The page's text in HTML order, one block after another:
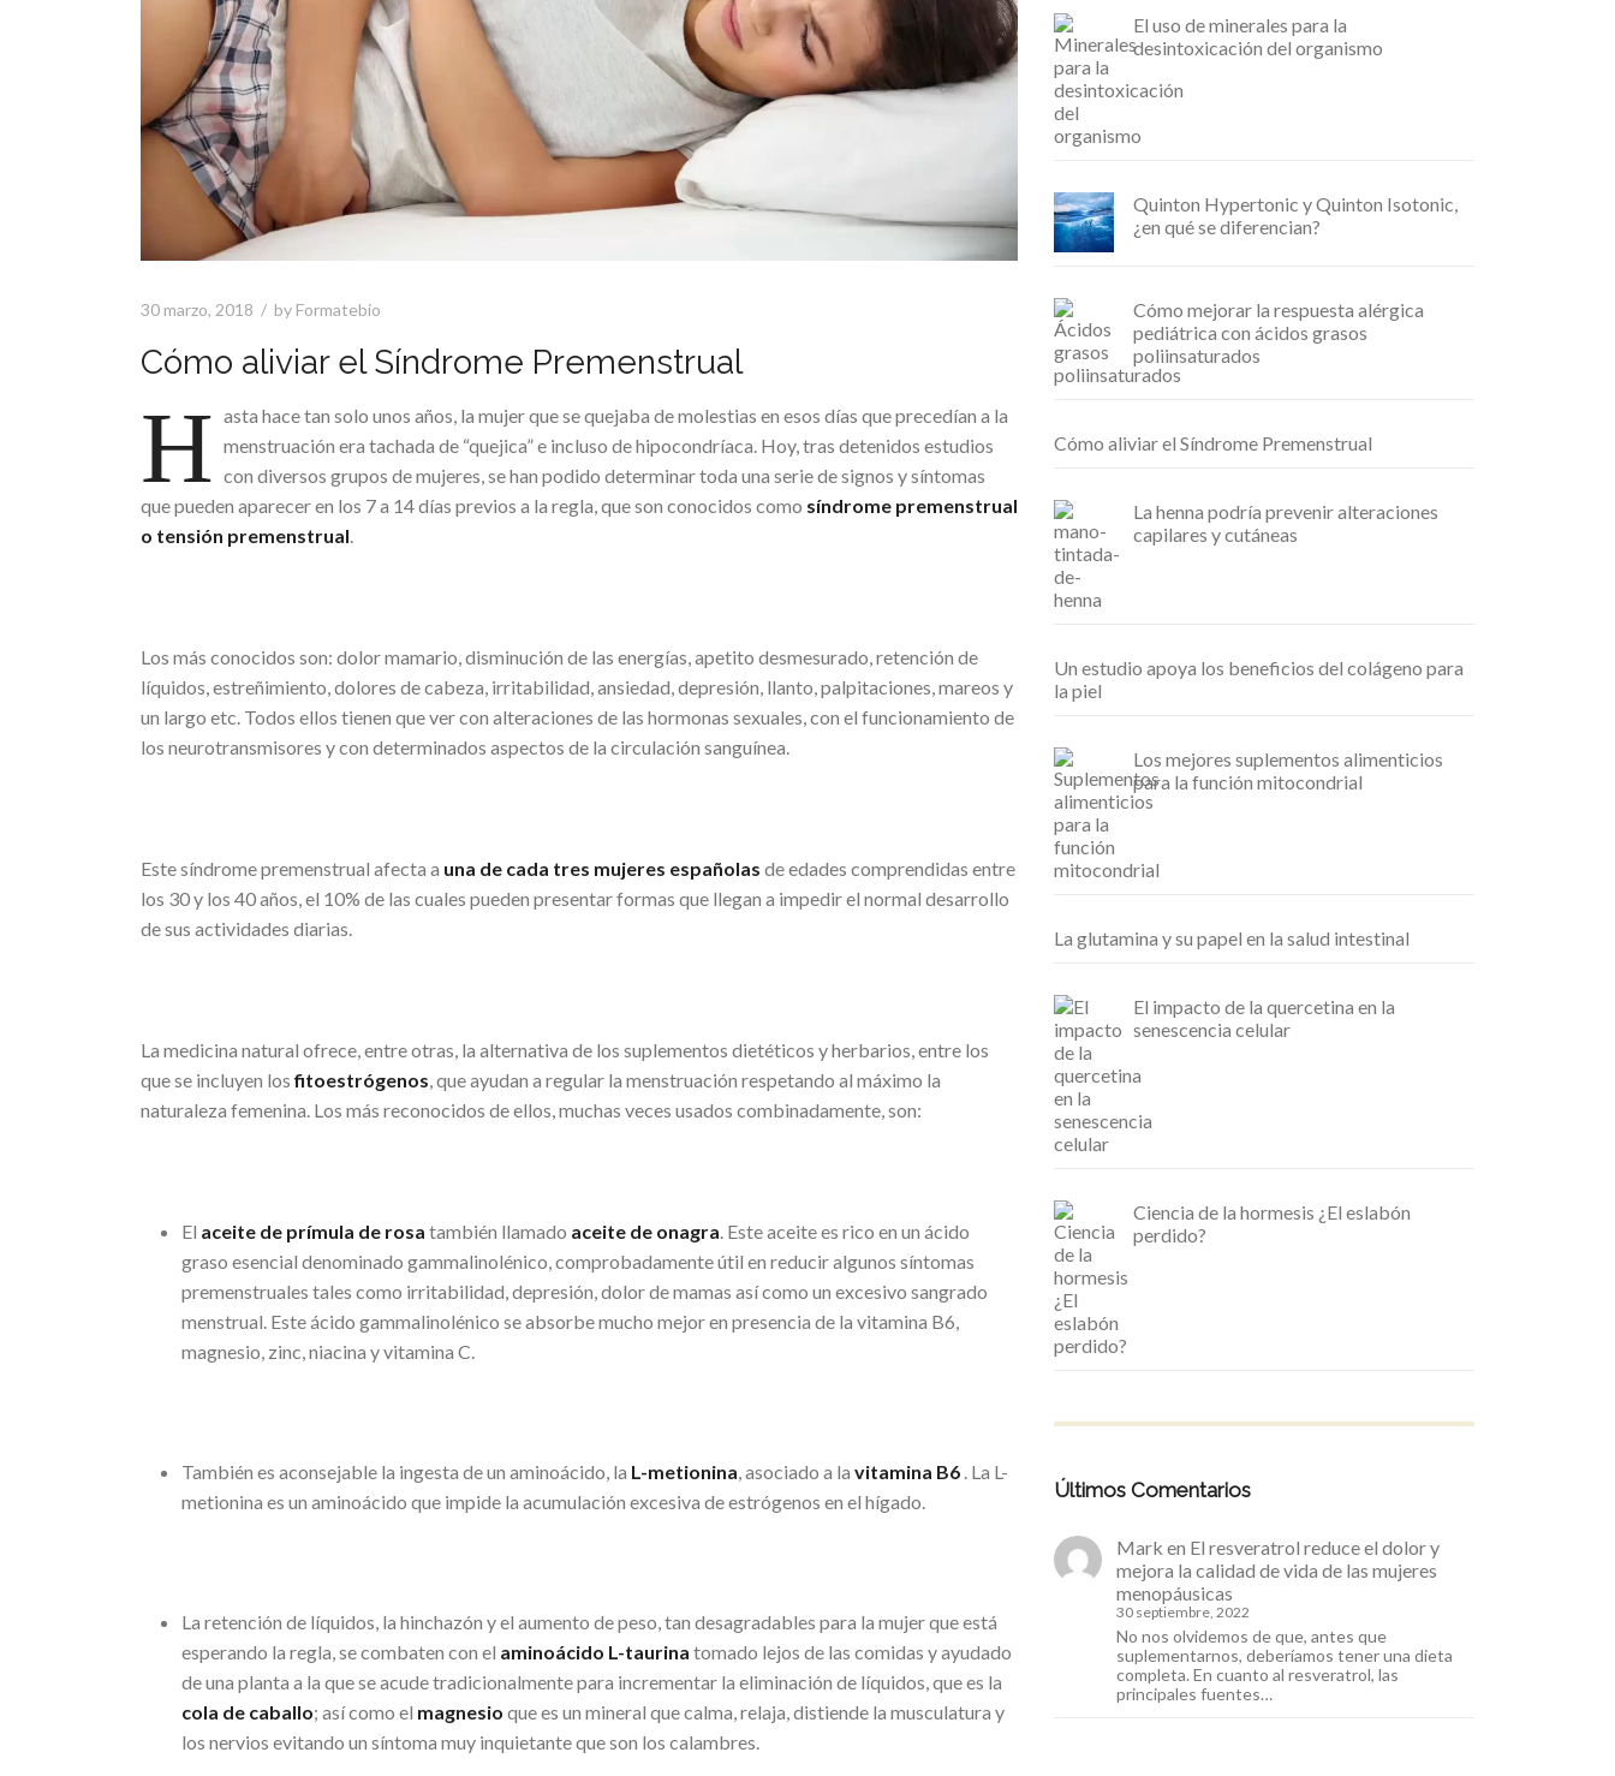
30 marzo, 2018 by Formatebio
Cómo aliviar el Síndrome Premenstrual
H asta hace tan solo unos años, la mujer que se quejaba de molestias en esos días que precedían a la
menstruación era tachada de “quejica” e incluso de hipocondríaca. Hoy, tras detenidos estudios
con diversos grupos de mujeres, se han podido determinar toda una serie de signos y síntomas
que pueden aparecer en los 7 a 14 días previos a la regla, que son conocidos como síndrome premenstrual
o tensión premenstrual
Los más conocidos son: dolor mamario, disminución de las energías, apetito desmesurado, retención de
líquidos, estreñimiento, dolores de cabeza, irritabilidad, ansiedad, depresión, llanto, palpitaciones, mareos y
un largo etc. Todos ellos tienen que ver con alteraciones de las hormonas sexuales, con el funcionamiento de
los neurotransmisores y con determinados aspectos de la circulación sanguínea.
Este síndrome premenstrual afecta a una de cada tres mujeres españolas de edades comprendidas entre
los 30 y los 40 años, el 10% de las cuales pueden presentar formas que llegan a impedir el normal desarrollo
de sus actividades diarias.
La medicina natural ofrece, entre otras, la alternativa de los suplementos dietéticos y herbarios, entre los
que se incluyen losfitoestrógenos, que ayudan a regular la menstruación respetando al máximo la
naturaleza femenina. Los más reconocidos de ellos, muchas veces usados combinadamente, son:
El aceite de prímula de rosa también llamado aceite de onagra. Este aceite es rico en un ácido
graso esencial denominado gammalinolénico, comprobadamente útil en reducir algunos síntomas
premenstruales tales como irritabilidad, depresión, dolor de mamas así como un excesivo sangrado
menstrual. Este ácido gammalinolénico se absorbe mucho mejor en presencia de la vitamina B6,
magnesio, zinc, niacina y vitamina C.
También es aconsejable la ingesta de un aminoácido, la L-metionina, asociado a la vitamina B6 . La L-
metionina es un aminoácido que impide la acumulación excesiva de estrógenos en el hígado.
La retención de líquidos, la hinchazón y el aumento de peso, tan desagradables para la mujer que está
esperando la regla, se combaten con el aminoácido L-taurina tomado lejos de las comidas y ayudado
de una planta a la que se acude tradicionalmente para incrementar la eliminación de líquidos, que es la
cola de caballo; así como el magnesio que es un mineral que calma, relaja, distiende la musculatura y
los nervios evitando un síntoma muy inquietante que son los calambres.
El uso de minerales para la
desintoxicación del organismo
Quinton Hypertonic y Quinton Isotonic,
¿en qué se diferencian?
Cómo mejorar la respuesta alérgica
pediátrica con ácidos grasos
poliinsaturados
Cómo aliviar el Síndrome Premenstrual
La henna podría prevenir alteraciones
capilares y cutáneas
Un estudio apoya los beneficios del colágeno para
la piel
Los mejores suplementos alimenticios
para la función mitocondrial
La glutamina y su papel en la salud intestinal
El impacto de la quercetina en la
senescencia celular
Ciencia de la hormesis ¿El eslabón
perdido?
Últimos Comentarios
Mark en El resveratrol reduce el dolor y
mejora la calidad de vida de las mujeres
menopáusicas
30 septiembre, 2022
No nos olvidemos de que, antes que
suplementarnos, deberíamos tener una dieta
completa. En cuanto al resveratrol, las
principales fuentes…